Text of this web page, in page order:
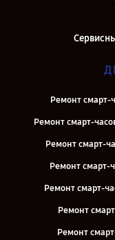
Ремонт смарт-
Ремонт смарт-
Ремонт смарт-
Ремонт смарт-
Ремонт смарт-
Ремонт
Ремонт